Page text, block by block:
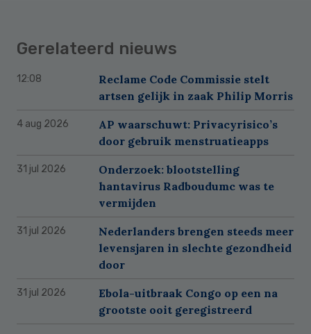
Gerelateerd nieuws
12:08
Reclame Code Commissie stelt
artsen gelijk in zaak Philip Morris
4 aug 2026
AP waarschuwt: Privacyrisico’s
door gebruik menstruatieapps
31 jul 2026
Onderzoek: blootstelling
hantavirus Radboudumc was te
vermijden
31 jul 2026
Nederlanders brengen steeds meer
levensjaren in slechte gezondheid
door
31 jul 2026
Ebola-uitbraak Congo op een na
grootste ooit geregistreerd